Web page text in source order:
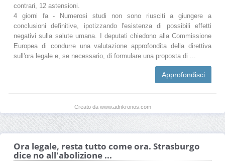
contrari, 12 astensioni.
4 giorni fa - Numerosi studi non sono riusciti a giungere a
conclusioni definitive, ipotizzando l'esistenza di possibili effetti
negativi sulla salute umana. I deputati chiedono alla Commissione
Europea di condurre una valutazione approfondita della direttiva
sull'ora legale e, se necessario, di formulare una proposta di ...
Approfondisci
Creato da www.adnkronos.com
Ora legale, resta tutto come ora. Strasburgo
dice no all'abolizione ...